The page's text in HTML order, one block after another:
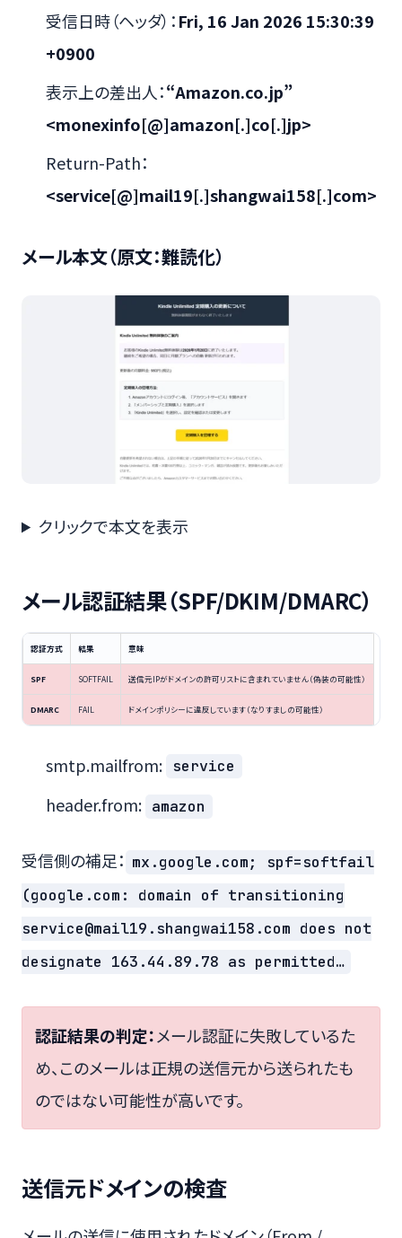
受信日時（ヘッダ）：Fri, 16 Jan 2026 15:30:39
+0900
表示上の差出人：“Amazon.co.jp”
<monexinfo[@]amazon[.]co[.]jp>
Return-Path：
<service[@]mail19[.]shangwai158[.]com>
メール本文（原文：難読化）
クリックで本文を表示
メール認証結果（SPF/DKIM/DMARC）
認証方式 結果 意味
SPF SOFTFAIL 送信元IPがドメインの許可リストに含まれていません（偽装の可能性）
DMARC FAIL ドメインポリシーに違反しています（なりすましの可能性）
smtp.mailfrom: service
header.from: amazon
受信側の補足： mx.google.com; spf=softfail
(google.com: domain of transitioning
service@mail19.shangwai158.com does not
designate 163.44.89.78 as permitted…
認証結果の判定：メール認証に失敗しているた
め、このメールは正規の送信元から送られたも
のではない可能性が高いです。
送信元ドメインの検査